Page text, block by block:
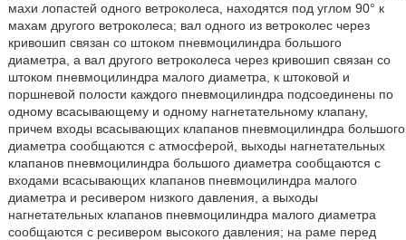
махи лопастей одного ветроколеса, находятся под углом 90° к
махам другого ветроколеса; вал одного из ветроколес через
кривошип связан со штоком пневмоцилиндра большого
диаметра, а вал другого ветроколеса через кривошип связан со
штоком пневмоцилиндра малого диаметра, к штоковой и
поршневой полости каждого пневмоцилиндра подсоединены по
одному всасывающему и одному нагнетательному клапану,
причем входы всасывающих клапанов пневмоцилиндра большого
диаметра сообщаются с атмосферой, выходы нагнетательных
клапанов пневмоцилиндра большого диаметра сообщаются с
входами всасывающих клапанов пневмоцилиндра малого
диаметра и ресивером низкого давления, а выходы
нагнетательных клапанов пневмоцилиндра малого диаметра
сообщаются с ресивером высокого давления; на раме перед